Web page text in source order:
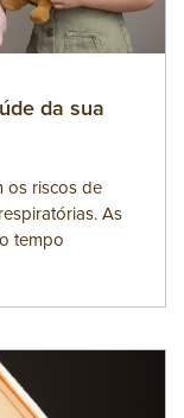
da sua
os riscos de
As
tempo